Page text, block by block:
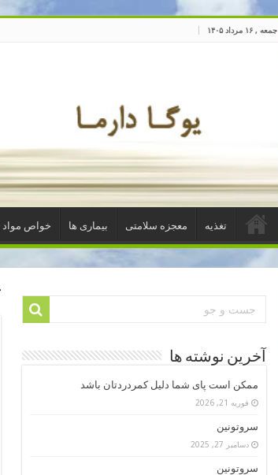
جمعه , ۱۶ مرداد ۱۴۰۵
تغذیه معجزه سلامتی بیماری ها خواص مواد
آخرین نوشته ها
ممکن است پای شما دلیل کمردردتان باشد
فوریه 21, 2026
سروتونین
دسامبر 27, 2025
سروتونین